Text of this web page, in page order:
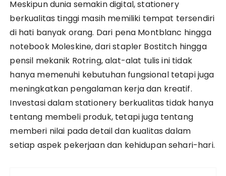
Meskipun dunia semakin digital, stationery
berkualitas tinggi masih memiliki tempat tersendiri
di hati banyak orang. Dari pena Montblanc hingga
notebook Moleskine, dari stapler Bostitch hingga
pensil mekanik Rotring, alat-alat tulis ini tidak
hanya memenuhi kebutuhan fungsional tetapi juga
meningkatkan pengalaman kerja dan kreatif.
Investasi dalam stationery berkualitas tidak hanya
tentang membeli produk, tetapi juga tentang
memberi nilai pada detail dan kualitas dalam
setiap aspek pekerjaan dan kehidupan sehari-hari.